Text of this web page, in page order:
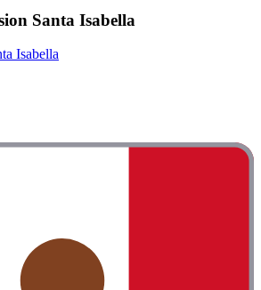
Santa Isabella
Isabella